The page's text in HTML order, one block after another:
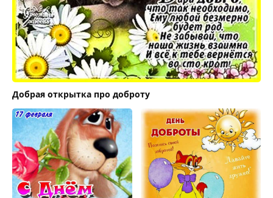
Добрая открытка про доброту